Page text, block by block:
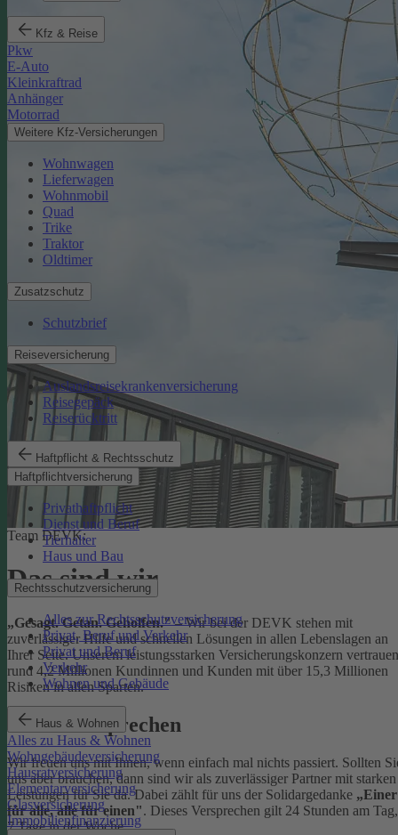
Kfz & Reise
Pkw
E-Auto
Kleinkraftrad
Anhänger
Motorrad
Weitere Kfz-Versicherungen
Wohnwagen
Lieferwagen
Wohnmobil
Quad
Trike
Traktor
Oldtimer
Zusatzschutz
Schutzbrief
Reiseversicherung
Auslandsreisekrankenversicherung
Reisegepäck
Reiserücktritt
Haftpflicht & Rechtsschutz
Haftpflichtversicherung
Privathaftpflicht
Dienst und Beruf
Tierhalter
Haus und Bau
Rechtsschutzversicherung
Alles zur Rechtsschutzversicherung
Privat, Beruf und Verkehr
Privat und Beruf
Verkehr
Wohnen und Gebäude
Haus & Wohnen
Alles zu Haus & Wohnen
Wohngebäudeversicherung
Hausratversicherung
Elementarversicherung
Glasversicherung
Immobilienfinanzierung
Team DEVK:
Das sind wir
„Gesagt. Getan. Geholfen."– Wir bei der DEVK stehen mit
zuverlässiger Hilfe und schnellen Lösungen in allen Lebenslagen an
Ihrer Seite. Unserem leistungsstarken Versicherungskonzern vertrauen
rund 4,2 Millionen Kundinnen und Kunden mit über 15,3 Millionen
Risiken in allen Sparten.
Unser Versprechen
Wir freuen uns mit Ihnen, wenn einfach mal nichts passiert. Sollten
uns aber brauchen, dann sind wir als zuverlässiger Partner mit starken
Leistungen für Sie da. Dabei zählt für uns der Solidargedanke „Einer
für alle, alle für einen". Dieses Versprechen gilt 24 Stunden am Tag,
7 Tage in der Woche.